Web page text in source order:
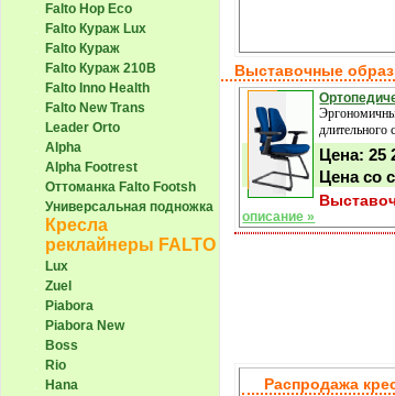
Falto Hop Eco
Falto Кураж Lux
Falto Кураж
Falto Кураж 210B
Falto Inno Health
Falto New Trans
Leader Orto
Alpha
Alpha Footrest
Оттоманка Falto Footsh
Универсальная подножка
Кресла
реклайнеры FALTO
Lux
Zuel
Piabora
Piabora New
Boss
Rio
Hana
Выставочные
длительного
Цена:25
Цена со
описание »
Распродажа